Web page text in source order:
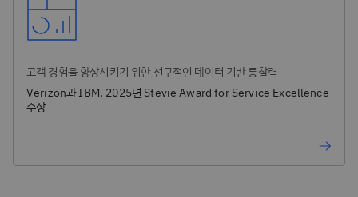
고객 경험을 향상시키기 위한 선구적인 데이터 기반 통찰력
Verizon과 IBM, 2025년 Stevie Award for Service Excellence
수상